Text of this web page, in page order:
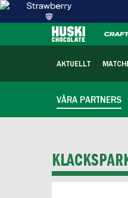
AKTUELLT
VÅRA PARTNERS